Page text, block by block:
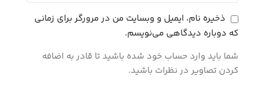
ذخیره نام، ایمیل و وبسایت من در مرورگر برای زمانی
که دوباره دیدگاهی می‌نویسم.
شما باید وارد حساب خود شده باشید تا قادر به اضافه
کردن تصاویر در نظرات باشید.